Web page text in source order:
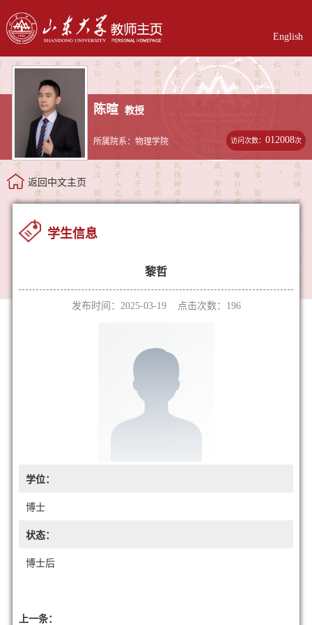
English
陈暄 教授
所属院系：物理学院 访问次数：012008次
返回中文主页
学生信息
黎哲
发布时间：2025-03-19 点击次数： 196
学位：
博士
状态：
博士后
上一条：